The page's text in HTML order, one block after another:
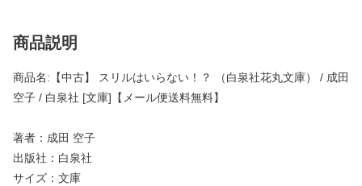
商品説明
商品名:【中古】 スリルはいらない！？ （白泉社花丸文庫） / 成田
空子 / 白泉社 [文庫]【メール便送料無料】
著者：成田 空子
出版社：白泉社
サイズ：文庫